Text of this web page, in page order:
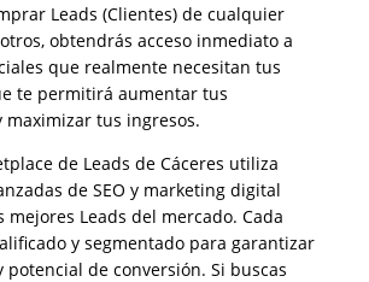
Leads (Clientes) de cualquier
obtendrás acceso inmediato a
que realmente necesitan tus
te permitirá aumentar tus
maximizar tus ingresos.
de Leads de Cáceres utiliza
de SEO y marketing digital
mejores Leads del mercado. Cada
y segmentado para garantizar
potencial de conversión. Si buscas